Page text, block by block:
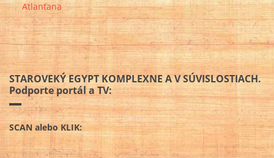
Atlanťana
STAROVEKÝ EGYPT KOMPLEXNE A V SÚVISLOSTIACH.
Podporte portál a TV:
SCAN alebo KLIK: